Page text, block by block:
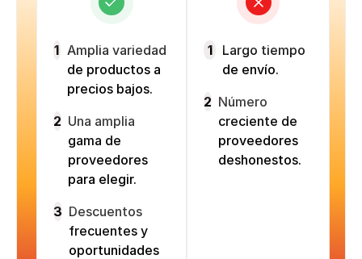
1 Amplia variedad
de productos a
precios bajos.
2 Una amplia
gama de
proveedores
para elegir.
3 Descuentos
frecuentes y
oportunidades
1
Largo tiempo
de envío.
2 Número
creciente de
proveedores
deshonestos.